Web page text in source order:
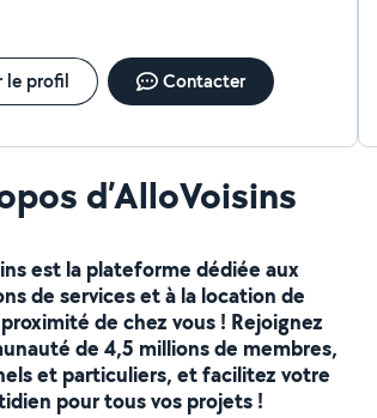
redonner vie à vos pièces préférées.
le profil Contacter
d’AlloVoisins
est la plateforme dédiée aux
de services et à la location de
de chez vous ! Rejoignez
de 4,5 millions de membres,
et particuliers, et facilitez votre
pour tous vos projets !